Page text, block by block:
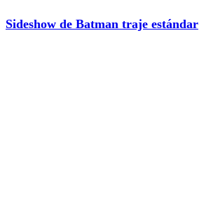
Sideshow de Batman traje estándar